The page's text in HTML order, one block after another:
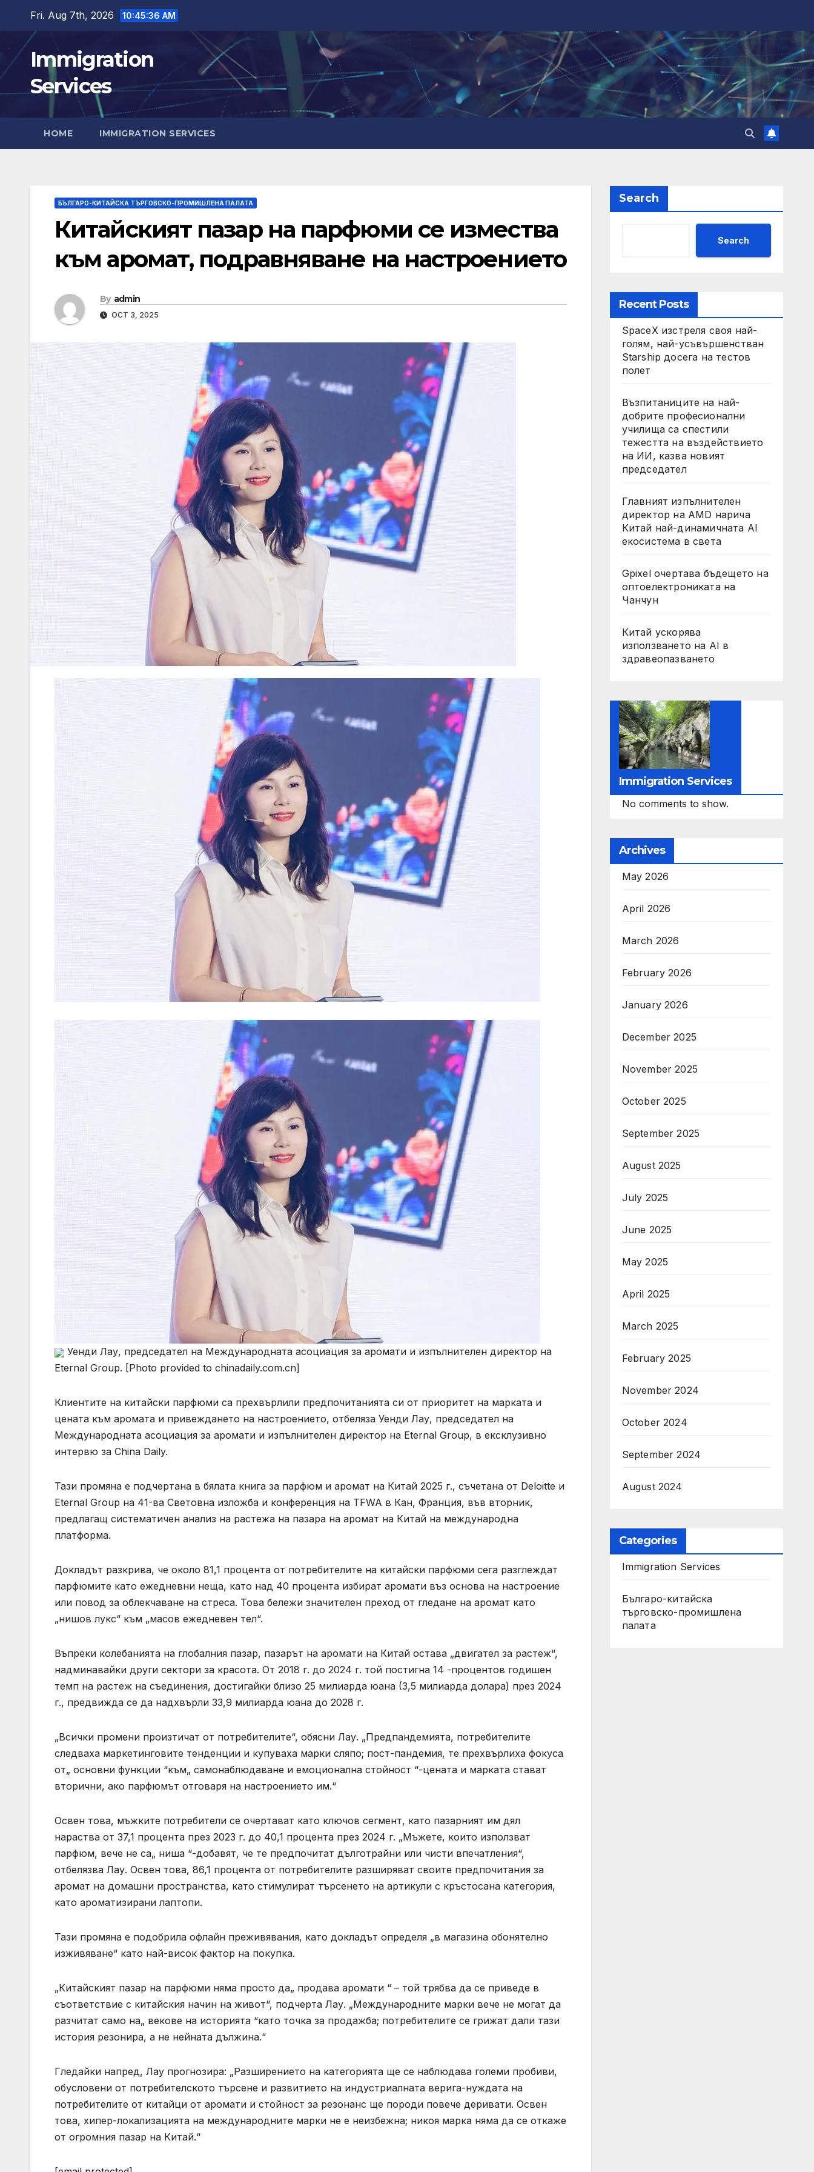
content
Fri. Aug 7th, 2026 10:45:38 AM
Immigration
Services
HOME IMMIGRATION SERVICES
БЪЛГАРО-КИТАЙСКА ТЪРГОВСКО-ПРОМИШЛЕНА ПАЛАТА
Китайският пазар на парфюми се измества
към аромат, подравняване на настроението
By admin
OCT 3, 2025
Уенди Лау, председател на Международната асоциация за аромати и изпълнителен директор на
Eternal Group. [Photo provided to chinadaily.com.cn]
Клиентите на китайски парфюми са прехвърлили предпочитанията си от приоритет на марката и
цената към аромата и привеждането на настроението, отбеляза Уенди Лау, председател на
Международната асоциация за аромати и изпълнителен директор на Eternal Group, в ексклузивно
интервю за China Daily.
Тази промяна е подчертана в бялата книга за парфюм и аромат на Китай 2025 г., съчетана от Deloitte и
Eternal Group на 41-ва Световна изложба и конференция на TFWA в Кан, Франция, във вторник,
предлагащ систематичен анализ на растежа на пазара на аромат на Китай на международна
платформа.
Докладът разкрива, че около 81,1 процента от потребителите на китайски парфюми сега разглеждат
парфюмите като ежедневни неща, като над 40 процента избират аромати въз основа на настроение
или повод за облекчаване на стреса. Това бележи значителен преход от гледане на аромат като
„нишов лукс“ към „масов ежедневен тел“.
Въпреки колебанията на глобалния пазар, пазарът на аромати на Китай остава „двигател за растеж“,
надминавайки други сектори за красота. От 2018 г. до 2024 г. той постигна 14 -процентов годишен
темп на растеж на съединения, достигайки близо 25 милиарда юана (3,5 милиарда долара) през 2024
г., предвижда се да надхвърли 33,9 милиарда юана до 2028 г.
„Всички промени произтичат от потребителите“, обясни Лау. „Предпандемията, потребителите
следваха маркетинговите тенденции и купуваха марки сляпо; пост-пандемия, те прехвърлиха фокуса
от„ основни функции “към„ самонаблюдаване и емоционална стойност “-цената и марката стават
вторични, ако парфюмът отговаря на настроението им.“
Освен това, мъжките потребители се очертават като ключов сегмент, като пазарният им дял
нараства от 37,1 процента през 2023 г. до 40,1 процента през 2024 г. „Мъжете, които използват
парфюм, вече не са„ ниша “-добавят, че те предпочитат дълготрайни или чисти впечатления“,
отбелязва Лау. Освен това, 86,1 процента от потребителите разширяват своите предпочитания за
аромат на домашни пространства, като стимулират търсенето на артикули с кръстосана категория,
като ароматизирани лаптопи.
Тази промяна е подобрила офлайн преживявания, като докладът определя „в магазина обонятелно
изживяване“ като най-висок фактор на покупка.
„Китайският пазар на парфюми няма просто да„ продава аромати “ – той трябва да се приведе в
съответствие с китайския начин на живот“, подчерта Лау. „Международните марки вече не могат да
разчитат само на„ векове на историята “като точка за продажба; потребителите се грижат дали тази
история резонира, а не нейната дължина.“
Гледайки напред, Лау прогнозира: „Разширението на категорията ще се наблюдава големи пробиви,
обусловени от потребителското търсене и развитието на индустриалната верига-нуждата на
потребителите от китайци от аромати и стойност за резонанс ще породи повече деривати. Освен
това, хипер-локализацията на международните марки не е неизбежна; никоя марка няма да се откаже
от огромния пазар на Китай.“
Search
Search
Recent Posts
SpaceX изстреля своя най-
голям, най-усъвършенстван
Starship досега на тестов
полет
Възпитаниците на най-
добрите професионални
училища са спестили
тежестта на въздействието
на ИИ, казва новият
председател
Главният изпълнителен
директор на AMD нарича
Китай най-динамичната AI
екосистема в света
Gpixel очертава бъдещето на
оптоелектрониката на
Чанчун
Китай ускорява
използването на AI в
здравеопазването
Immigration Services
No comments to show.
Archives
May 2026
April 2026
March 2026
February 2026
January 2026
December 2025
November 2025
October 2025
September 2025
August 2025
July 2025
June 2025
May 2025
April 2025
March 2025
February 2025
November 2024
October 2024
September 2024
August 2024
Categories
Immigration Services
Българо-китайска
търговско-промишлена
палата